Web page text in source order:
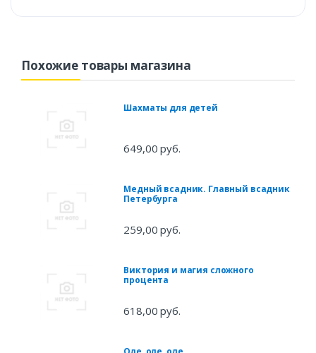
Похожие товары магазина
Шахматы для детей
649,00 руб.
Медный всадник. Главный всадник
Петербурга
259,00 руб.
Виктория и магия сложного
процента
618,00 руб.